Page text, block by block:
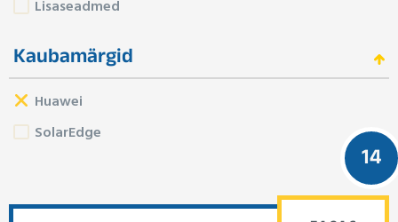
Lisaseadmed
Kaubamärgid
Huawei
SolarEdge
14